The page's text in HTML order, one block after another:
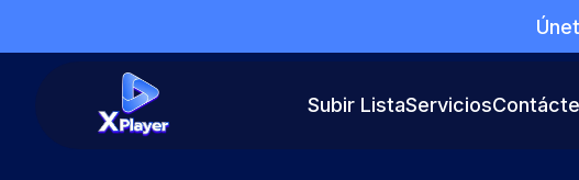
Subir ListaServicios